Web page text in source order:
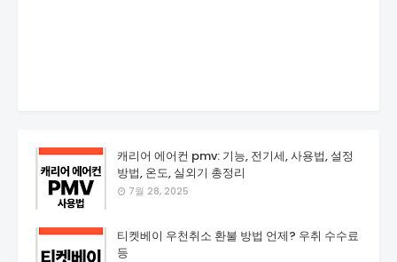
캐리어 에어컨 pmv: 기능, 전기세, 사용법, 설정
방법, 온도, 실외기 총정리
7월 28, 2025
티켓베이 우천취소 환불 방법 언제? 우취 수수료
등